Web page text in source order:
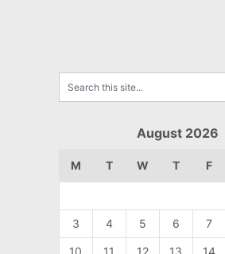
August 2026
M T W T F
3 4 5 6 7
10 11 12 13 14